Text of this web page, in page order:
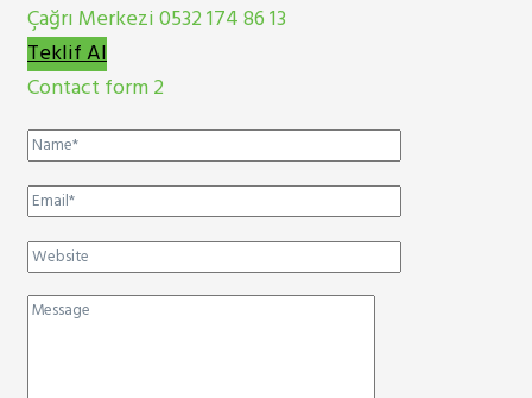
Çağrı Merkezi0532 174 86 13
Teklif Al
Contact form 2